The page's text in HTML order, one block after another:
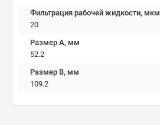
Фильтрация рабочей жидкости, мкм
20
Размер A, мм
52.2
Размер B, мм
109.2